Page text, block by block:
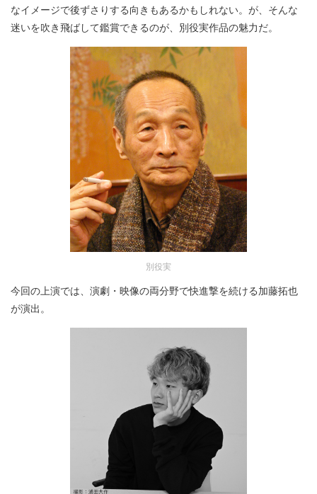
なイメージで後ずさりする向きもあるかもしれない。が、そんな
迷いを吹き飛ばして鑑賞できるのが、別役実作品の魅力だ。
別役実
今回の上演では、演劇・映像の両分野で快進撃を続ける加藤拓也
が演出。